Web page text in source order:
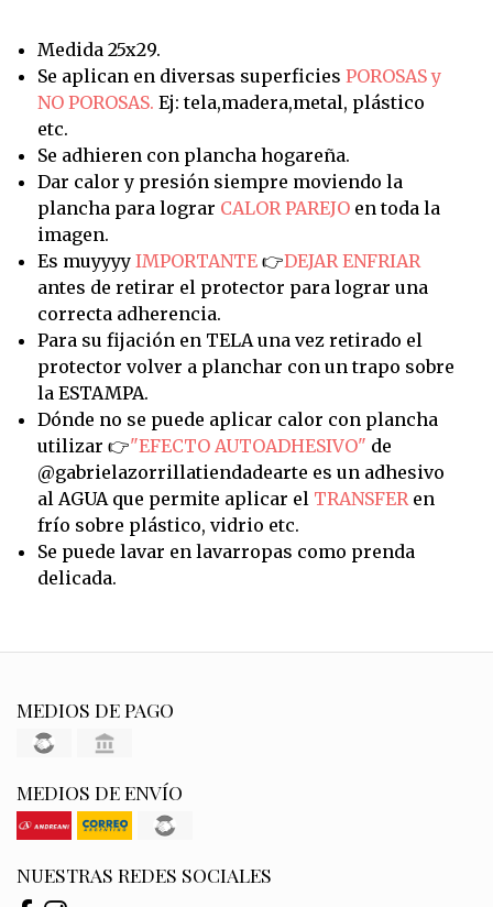
Medida 25x29.
Se aplican en diversas superficies POROSAS y
NO POROSAS. Ej: tela,madera,metal, plástico
etc.
Se adhieren con plancha hogareña.
Dar calor y presión siempre moviendo la
plancha para lograr CALOR PAREJOen toda la
imagen.
Es muyyyy IMPORTANTE👉DEJAR ENFRIAR
antes de retirar el protector para lograr una
correcta adherencia.
Para su fijación en TELA una vez retirado el
protector volver a planchar con un trapo sobre
la ESTAMPA.
Dónde no se puede aplicar calor con plancha
utilizar 👉"EFECTO AUTOADHESIVO" de
@gabrielazorrillatiendadearte es un adhesivo
al AGUA que permite aplicar el TRANSFERen
frío sobre plástico, vidrio etc.
Se puede lavar en lavarropas como prenda
delicada.
MEDIOS DE PAGO
MEDIOS DE ENVÍO
NUESTRAS REDES SOCIALES